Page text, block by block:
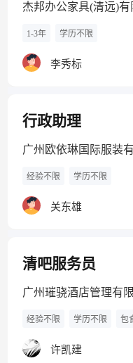
杰邦办公家具(清远)有
1-3年 学历不限
李秀标
行政助理
广州欧依琳国际服装
经验不限 学历不限
关东雄
清吧服务员
广州璀骁酒店管理有
经验不限 学历不限 包
许凯建